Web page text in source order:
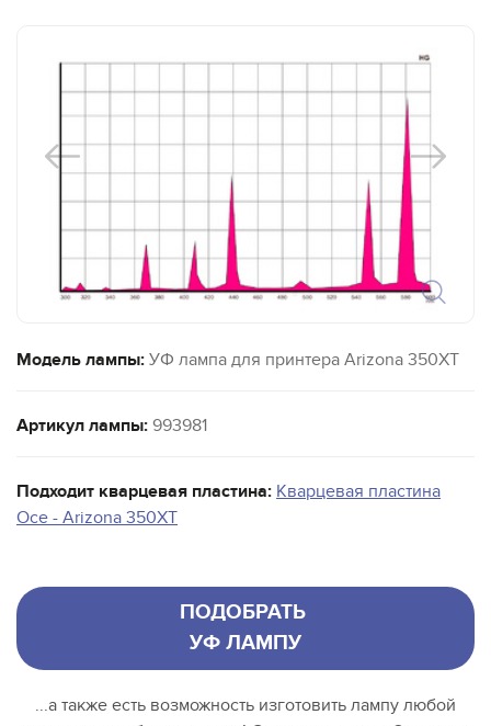
Модель лампы: УФ лампа для принтера Arizona 350XT
Артикул лампы: 993981
Подходит кварцевая пластина: Кварцевая пластина
Oce - Arizona 350XT
ПОДОБРАТЬ
УФ ЛАМПУ
...а также есть возможность изготовить лампу любой